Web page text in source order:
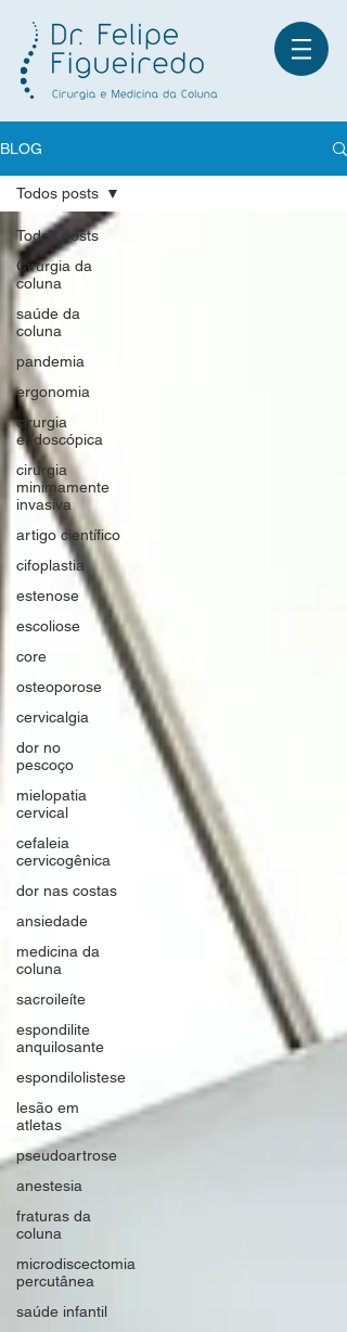
Fale no WhatsApp
BLOG
Todos posts
Cirurgia da
coluna
saúde da
coluna
pandemia
ergonomia
cirurgia
endoscópica
cirurgia
minimamente
invasiva
artigo científico
cifoplastia
estenose
escoliose
core
osteoporose
cervicalgia
dor no
pescoço
mielopatia
cervical
cefaleia
cervicogênica
dor nas costas
ansiedade
medicina da
coluna
sacroileíte
espondilite
anquilosante
espondilolistese
lesão em
atletas
pseudoartrose
anestesia
fraturas da
coluna
microdiscectomia
percutânea
saúde infantil
Todos posts